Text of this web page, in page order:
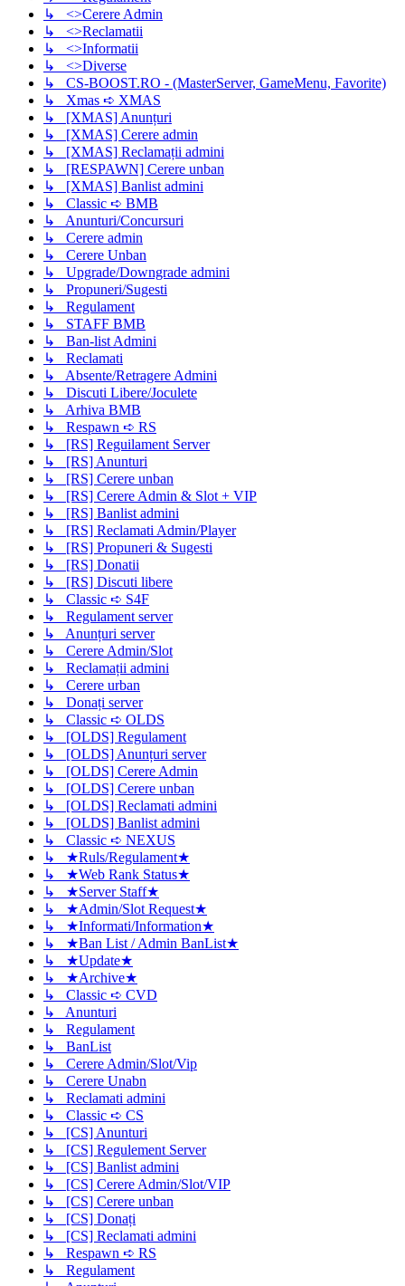
↳ <>Cerere Admin
↳ <>Reclamatii
↳ <>Informatii
↳ <>Diverse
↳ CS-BOOST.RO - (MasterServer, GameMenu, Favorite)
↳ Xmas ➪ XMAS
↳ [XMAS] Anunțuri
↳ [XMAS] Cerere admin
↳ [XMAS] Reclamații admini
↳ [RESPAWN] Cerere unban
↳ [XMAS] Banlist admini
↳ Classic ➪ BMB
↳ Anunturi/Concursuri
↳ Cerere admin
↳ Cerere Unban
↳ Upgrade/Downgrade admini
↳ Propuneri/Sugesti
↳ Regulament
↳ STAFF BMB
↳ Ban-list Admini
↳ Reclamati
↳ Absente/Retragere Admini
↳ Discuti Libere/Joculete
↳ Arhiva BMB
↳ Respawn ➪ RS
↳ [RS] Reguilament Server
↳ [RS] Anunturi
↳ [RS] Cerere unban
↳ [RS] Cerere Admin & Slot + VIP
↳ [RS] Banlist admini
↳ [RS] Reclamati Admin/Player
↳ [RS] Propuneri & Sugesti
↳ [RS] Donatii
↳ [RS] Discuti libere
↳ Classic ➪ S4F
↳ Regulament server
↳ Anunțuri server
↳ Cerere Admin/Slot
↳ Reclamații admini
↳ Cerere urban
↳ Donați server
↳ Classic ➪ OLDS
↳ [OLDS] Regulament
↳ [OLDS] Anunțuri server
↳ [OLDS] Cerere Admin
↳ [OLDS] Cerere unban
↳ [OLDS] Reclamati admini
↳ [OLDS] Banlist admini
↳ Classic ➪ NEXUS
↳ ★Ruls/Regulament★
↳ ★Web Rank Status★
↳ ★Server Staff★
↳ ★Admin/Slot Request★
↳ ★Informati/Information★
↳ ★Ban List / Admin BanList★
↳ ★Update★
↳ ★Archive★
↳ Classic ➪ CVD
↳ Anunturi
↳ Regulament
↳ BanList
↳ Cerere Admin/Slot/Vip
↳ Cerere Unabn
↳ Reclamati admini
↳ Classic ➪ CS
↳ [CS] Anunturi
↳ [CS] Regulement Server
↳ [CS] Banlist admini
↳ [CS] Cerere Admin/Slot/VIP
↳ [CS] Cerere unban
↳ [CS] Donați
↳ [CS] Reclamati admini
↳ Respawn ➪ RS
↳ Regulament